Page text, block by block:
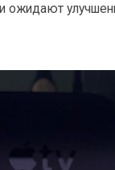
ожидают